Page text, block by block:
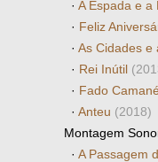
· A Espada e a
· Feliz
· As Cidades e
· Rei Inútil
· Fado Camané
· Anteu (2018)
Montagem
· A Passagem